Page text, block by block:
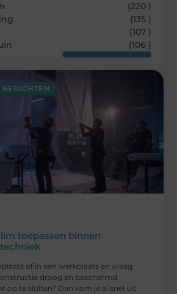
BERICHTEN
toepassen binnen
of in een werkplaats en vraag
droog en beschermd
op te sluiten? Dan kom je al snel uit
(220 )
(135 )
(107 )
(106 )